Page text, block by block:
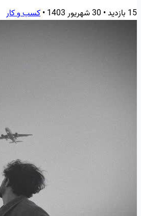
15 بازدید • 30 شهریور 1403 •کسب و کار